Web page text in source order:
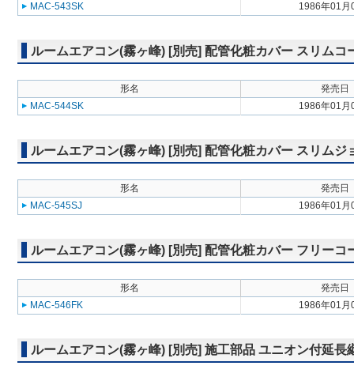
MAC-543SK
1986年01月
ルームエアコン(霧ヶ峰) [別売] 配管化粧カバー スリムコ
形名
発売日
MAC-544SK
1986年01月
ルームエアコン(霧ヶ峰) [別売] 配管化粧カバー スリムジ
形名
発売日
MAC-545SJ
1986年01月
ルームエアコン(霧ヶ峰) [別売] 配管化粧カバー フリーコ
形名
発売日
MAC-546FK
1986年01月
ルームエアコン(霧ヶ峰) [別売] 施工部品 ユニオン付延長